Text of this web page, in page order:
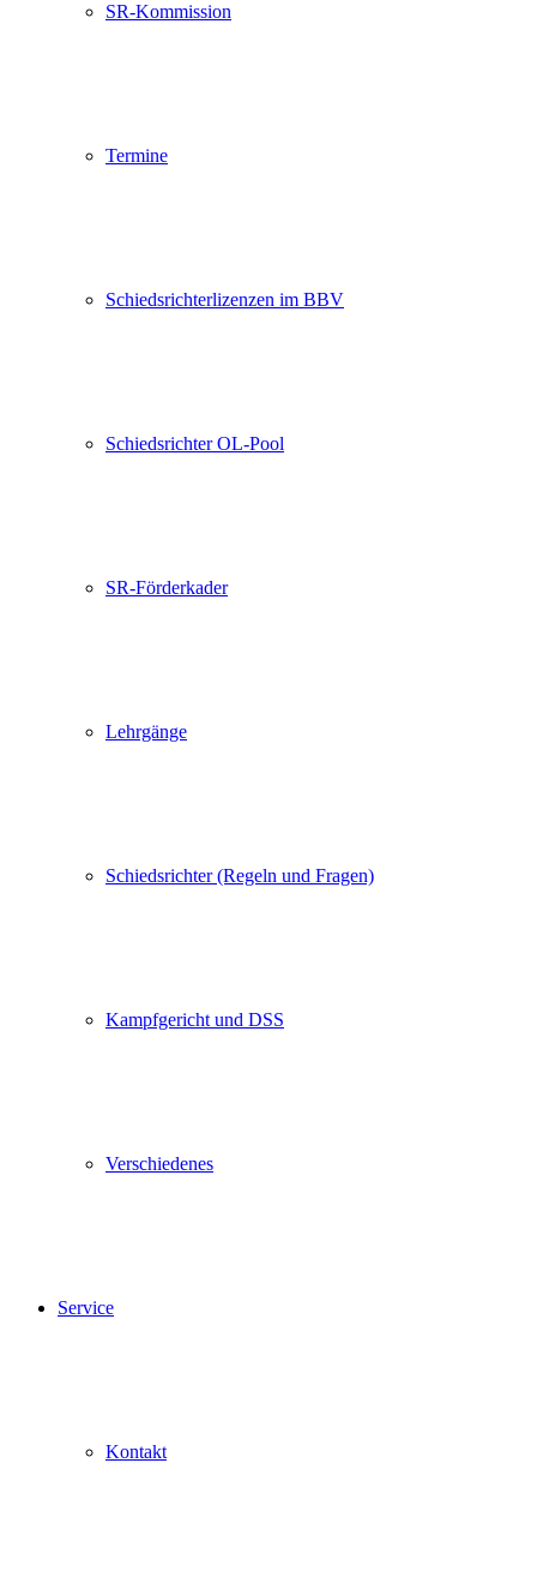
SR-Kommission
Termine
Schiedsrichterlizenzen im BBV
Schiedsrichter OL-Pool
SR-Förderkader
Lehrgänge
Schiedsrichter (Regeln und Fragen)
Kampfgericht und DSS
Verschiedenes
Service
Kontakt